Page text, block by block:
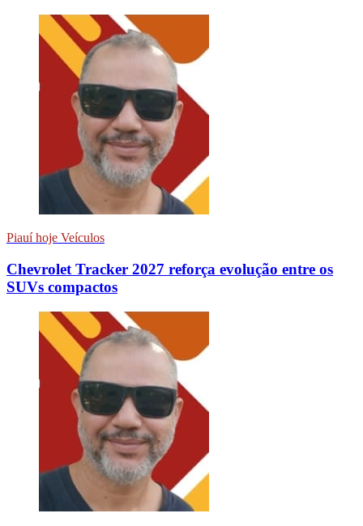
Piauí hoje Veículos
Chevrolet Tracker 2027 reforça evolução entre os
SUVs compactos